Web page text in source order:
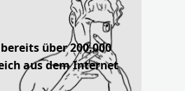
über 200.000
aus dem Internet